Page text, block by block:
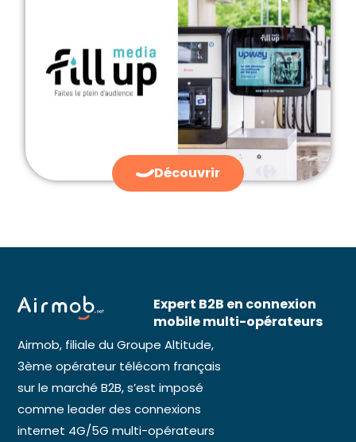
Découvrir
Expert B2B en connexion
mobile multi-opérateurs
Airmob, filiale du Groupe Altitude,
3ème opérateur télécom français
sur le marché B2B, s’est imposé
comme leader des connexions
internet 4G/5G multi-opérateurs